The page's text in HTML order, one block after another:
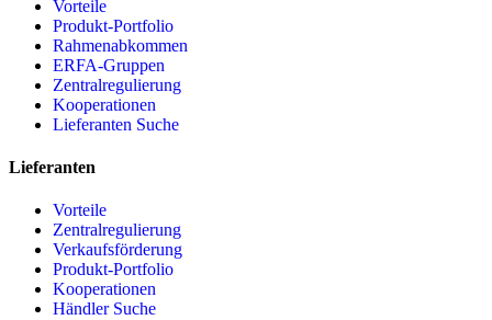
Vorteile
Produkt-Portfolio
Rahmenabkommen
ERFA-Gruppen
Zentralregulierung
Kooperationen
Lieferanten Suche
Lieferanten
Vorteile
Zentralregulierung
Verkaufsförderung
Produkt-Portfolio
Kooperationen
Händler Suche